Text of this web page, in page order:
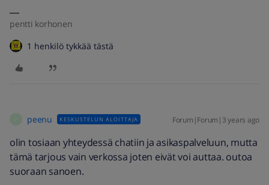
pentti korhonen
1 henkilö tykkää tästä
peenu KESKUSTELUN ALOITTAJA Forum|Forum|3 years ago
olin tosiaan yhteydessä chatiin ja asikaspalveluun, mutta
tämä tarjous vain verkossa joten eivät voi auttaa. outoa
suoraan sanoen.